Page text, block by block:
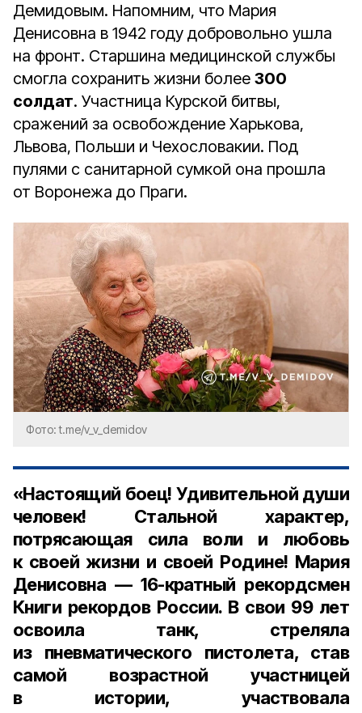
Демидовым. Напомним, что Мария
Денисовна в 1942 году добровольно ушла
на фронт. Старшина медицинской службы
смогла сохранить жизни более 300
солдат. Участница Курской битвы,
сражений за освобождение Харькова,
Львова, Польши и Чехословакии. Под
пулями с санитарной сумкой она прошла
от Воронежа до Праги.
Фото: t.me/v_v_demidov
«Настоящий боец! Удивительной души
человек! Стальной характер,
потрясающая сила воли и любовь
к своей жизни и своей Родине! Мария
Денисовна — 16-кратный рекордсмен
Книги рекордов России. В свои 99 лет
освоила танк, стреляла
из пневматического пистолета, став
самой возрастной участницей
в истории, участвовала